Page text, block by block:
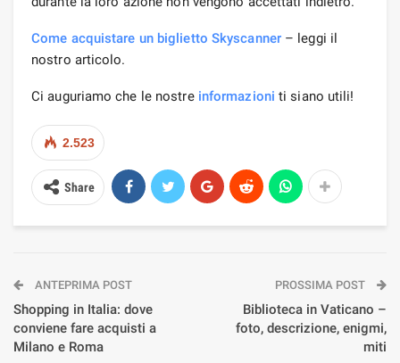
Come acquistare un biglietto Skyscanner– leggi il
nostro articolo.
Ci auguriamo che le nostre informazioni ti siano utili!
2.523
Share
ANTEPRIMA POST
Shopping in Italia: dove
conviene fare acquisti a
Milano e Roma
PROSSIMA POST
Biblioteca in Vaticano –
foto, descrizione, enigmi,
miti